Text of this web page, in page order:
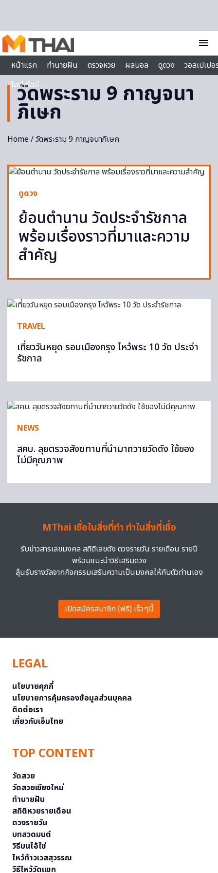
menu
หน้าแรก
ทำนายฝัน ตรวจหวย ผลบอล ดูดวง
วอลเปเป
ไลฟ์สไตล์
วัดพระราม 9 กาญจนา
ภิเษก
Home/ วัดพระราม 9 กาญจนาภิเษก
ดูดวง
ย้อนตำนาน วัดประจำรัชกาล
พร้อมเรื่องราวที่มาและความ
สำคัญ
TRAVEL
เที่ยววันหยุด รอบเมืองกรุง ไหว้พระ 10 วัด ประจำ
รัชกาล
NEWS
สคบ. ลุยตรวจสังฆทานที่นำมาถวายวัดดัง ใช้ของ
ไม่มีคุณภาพ
MThai เชื่อในสิ่งที่ทำ ทำในสิ่งที่เชื่อ
รับข่าวสารเลขมงคล สถิติเลขดัง ดวงรายวัน รายเดือน รายปี
พร้อมแนะนำวิธีเสริมดวง
ลุ้นรับรางวัลจากกิจกรรมเสริมความเป็นมงคลให้กับตัวท่านเอง
เปิดสมัครสมาชิก (ฟรี) เร็วๆนี้
LEGAL
นโยบายคุกกี้
นโยบายการคุ้มครองข้อมูลส่วนบุคคล
ติดต่อเรา
เกี่ยวกับเอ็มไทย
TOP CONTENT
วัดสวย
วัดสวยเชียงใหม่
ทำนายฝัน
สถิติหวยรายเดือน
ดวงรายวัน
บทสวดมนต์
วิธีบนไอ้ไข่
ไหว้ท้าวเวสสุวรรณ
วิธีไหว้วัดแขก